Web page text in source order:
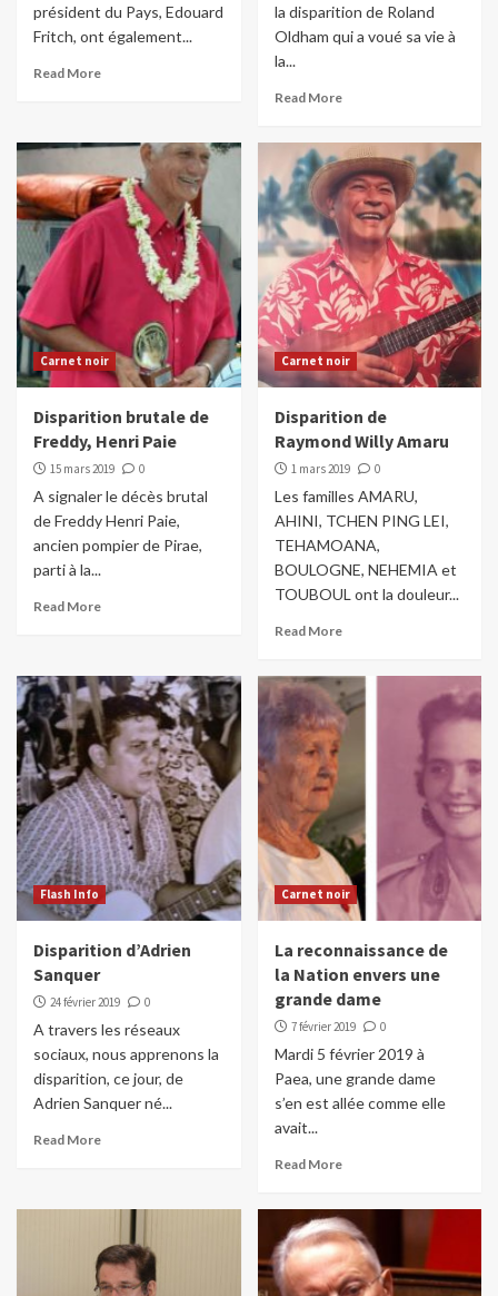
président du Pays, Edouard
Fritch, ont également...
Read More
la disparition de Roland
Oldham qui a voué sa vie à
la...
Read More
Carnet noir
Disparition brutale de
Freddy, Henri Paie
15 mars 2019 0
A signaler le décès brutal
de Freddy Henri Paie,
ancien pompier de Pirae,
parti à la...
Read More
Carnet noir
Disparition de
Raymond Willy Amaru
1 mars 2019 0
Les familles AMARU,
AHINI, TCHEN PING LEI,
TEHAMOANA,
BOULOGNE, NEHEMIA et
TOUBOUL ont la douleur...
Read More
Flash Info
Disparition d’Adrien
Sanquer
24 février 2019 0
A travers les réseaux
sociaux, nous apprenons la
disparition, ce jour, de
Adrien Sanquer né...
Read More
Carnet noir
La reconnaissance de
la Nation envers une
grande dame
7 février 2019 0
Mardi 5 février 2019 à
Paea, une grande dame
s’en est allée comme elle
avait...
Read More